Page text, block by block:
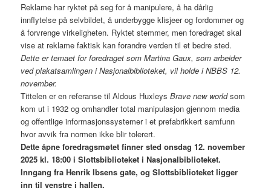
Reklame har ryktet på seg for å manipulere, å ha dårlig
innflytelse på selvbildet, å underbygge klisjeer og fordommer og
å forvrenge virkeligheten. Ryktet stemmer, men foredraget skal
vise at reklame faktisk kan forandre verden til et bedre sted.
Dette er temaet for foredraget som Martina Gaux, som arbeider
ved plakatsamlingen i Nasjonalbiblioteket, vil holde i NBBS 12.
november.
Tittelen er en referanse til Aldous HuxleysBrave new worldsom
kom ut i 1932 og omhandler total manipulasjon gjennom media
og offentlige informasjonssystemer i et prefabrikkert samfunn
hvor avvik fra normen ikke blir tolerert.
Dette åpne foredragsmøtet finner sted onsdag 12. november
2025 kl. 18:00 i Slottsbiblioteket i Nasjonalbiblioteket.
Inngang fra Henrik Ibsens gate, og Slottsbiblioteket ligger
inn til venstre i hallen.